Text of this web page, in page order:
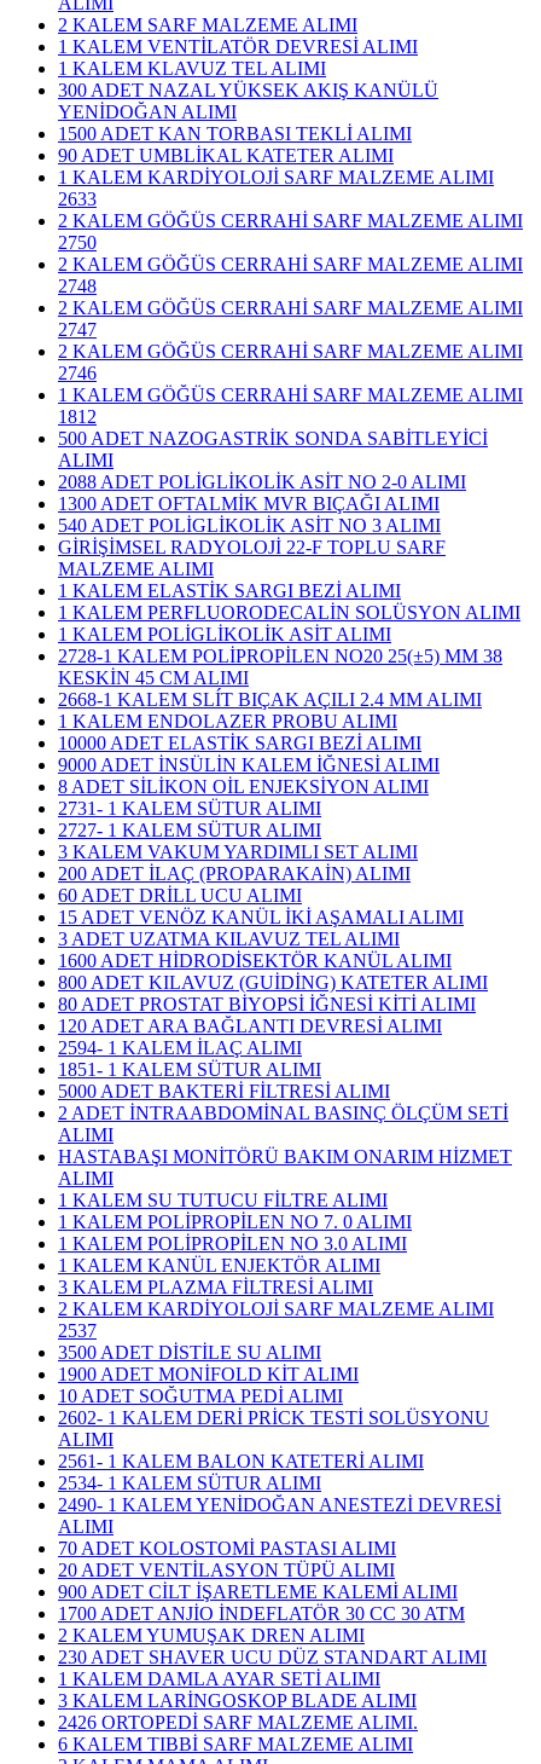
2 KALEM SARF MALZEME ALIMI
1 KALEM VENTİLATÖR DEVRESİ ALIMI
1 KALEM KLAVUZ TEL ALIMI
300 ADET NAZAL YÜKSEK AKIŞ KANÜLÜ
YENİDOĞAN ALIMI
1500 ADET KAN TORBASI TEKLİ ALIMI
90 ADET UMBLİKAL KATETER ALIMI
1 KALEM KARDİYOLOJİ SARF MALZEME ALIMI
2633
2 KALEM GÖĞÜS CERRAHİ SARF MALZEME ALIMI
2750
2 KALEM GÖĞÜS CERRAHİ SARF MALZEME ALIMI
2748
2 KALEM GÖĞÜS CERRAHİ SARF MALZEME ALIMI
2747
2 KALEM GÖĞÜS CERRAHİ SARF MALZEME ALIMI
2746
1 KALEM GÖĞÜS CERRAHİ SARF MALZEME ALIMI
1812
500 ADET NAZOGASTRİK SONDA SABİTLEYİCİ
ALIMI
2088 ADET POLİGLİKOLİK ASİT NO 2-0 ALIMI
1300 ADET OFTALMİK MVR BIÇAĞI ALIMI
540 ADET POLİGLİKOLİK ASİT NO 3 ALIMI
GİRİŞİMSEL RADYOLOJİ 22-F TOPLU SARF
MALZEME ALIMI
1 KALEM ELASTİK SARGI BEZİ ALIMI
1 KALEM PERFLUORODECALİN SOLÜSYON ALIMI
1 KALEM POLİGLİKOLİK ASİT ALIMI
2728-1 KALEM POLİPROPİLEN NO20 25(±5) MM 38
KESKİN 45 CM ALIMI
2668-1 KALEM SLÍT BIÇAK AÇILI 2.4 MM ALIMI
1 KALEM ENDOLAZER PROBU ALIMI
10000 ADET ELASTİK SARGI BEZİ ALIMI
9000 ADET İNSÜLİN KALEM İĞNESİ ALIMI
8 ADET SİLİKON OİL ENJEKSİYON ALIMI
2731- 1 KALEM SÜTUR ALIMI
2727- 1 KALEM SÜTUR ALIMI
3 KALEM VAKUM YARDIMLI SET ALIMI
200 ADET İLAÇ (PROPARAKAİN) ALIMI
60 ADET DRİLL UCU ALIMI
15 ADET VENÖZ KANÜL İKİ AŞAMALI ALIMI
3 ADET UZATMA KILAVUZ TEL ALIMI
1600 ADET HİDRODİSEKTÖR KANÜL ALIMI
800 ADET KILAVUZ (GUİDİNG) KATETER ALIMI
80 ADET PROSTAT BİYOPSİ İĞNESİ KİTİ ALIMI
120 ADET ARA BAĞLANTI DEVRESİ ALIMI
2594- 1 KALEM İLAÇ ALIMI
1851- 1 KALEM SÜTUR ALIMI
5000 ADET BAKTERİ FİLTRESİ ALIMI
2 ADET İNTRAABDOMİNAL BASINÇ ÖLÇÜM SETİ
ALIMI
HASTABAŞI MONİTÖRÜ BAKIM ONARIM HİZMET
ALIMI
1 KALEM SU TUTUCU FİLTRE ALIMI
1 KALEM POLİPROPİLEN NO 7. 0 ALIMI
1 KALEM POLİPROPİLEN NO 3.0 ALIMI
1 KALEM KANÜL ENJEKTÖR ALIMI
3 KALEM PLAZMA FİLTRESİ ALIMI
​2 KALEM KARDİYOLOJİ SARF MALZEME ALIMI
2537
3500 ADET DİSTİLE SU ALIMI
1900 ADET MONİFOLD KİT ALIMI
10 ADET SOĞUTMA PEDİ ALIMI
2602- 1 KALEM DERİ PRİCK TESTİ SOLÜSYONU
ALIMI
2561- 1 KALEM BALON KATETERİ ALIMI
2534- 1 KALEM SÜTUR ALIMI
2490- 1 KALEM YENİDOĞAN ANESTEZİ DEVRESİ
ALIMI
70 ADET KOLOSTOMİ PASTASI ALIMI
20 ADET VENTİLASYON TÜPÜ ALIMI
900 ADET CİLT İŞARETLEME KALEMİ ALIMI
1700 ADET ANJİO İNDEFLATÖR 30 CC 30 ATM
2 KALEM YUMUŞAK DREN ALIMI
230 ADET SHAVER UCU DÜZ STANDART ALIMI
1 KALEM DAMLA AYAR SETİ ALIMI
3 KALEM LARİNGOSKOP BLADE ALIMI
2426 ORTOPEDİ SARF MALZEME ALIMI.
6 KALEM TIBBİ SARF MALZEME ALIMI